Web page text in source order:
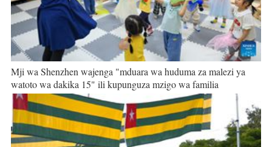
Mji wa Shenzhen wajenga "mduara wa huduma za malezi ya
watoto wa dakika 15" ili kupunguza mzigo wa familia